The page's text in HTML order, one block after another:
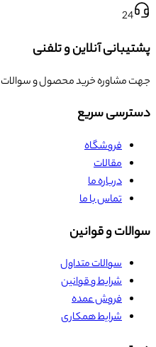
24
پشتیبانی آنلاین و تلفنی
جهت مشاوره خرید محصول و سوالات
دسترسی سریع
فروشگاه
مقالات
درباره ما
تماس با ما
سوالات و قوانین
سوالات متداول
شرایط و قوانین
فروش عمده
شرایط همکاری